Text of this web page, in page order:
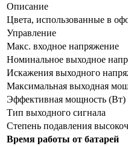
Описание
Цвета, использованные в
Управление
Макс. входное напряжение
Номинальное выходное
Искажения выходного
Максимальная выходная
Эффективная мощность (Вт)
Тип выходного сигнала
Степень подавления
Время работы от батарей